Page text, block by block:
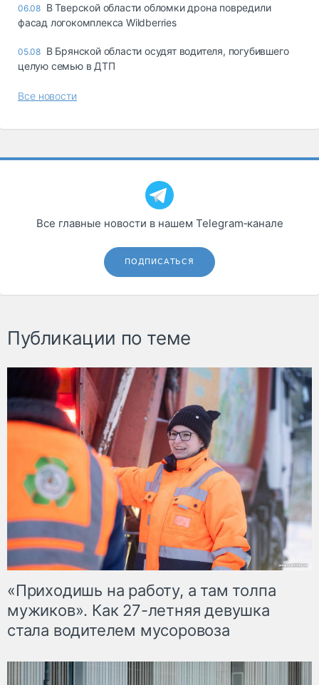
06.08 В Тверской области обломки дрона повредили
фасад логокомплекса Wildberries
05.08 В Брянской области осудят водителя, погубившего
целую семью в ДТП
Все новости
Все главные новости в нашем Telegram‑канале
ПОДПИСАТЬСЯ
Публикации по теме
«Приходишь на работу, а там толпа
мужиков». Как 27-летняя девушка
стала водителем мусоровоза